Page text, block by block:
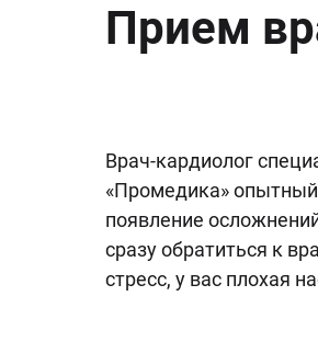
Прием
Врач-кардиолог
«Промедика» опытный
появление
сразу обратиться к
стресс, у вас плохая